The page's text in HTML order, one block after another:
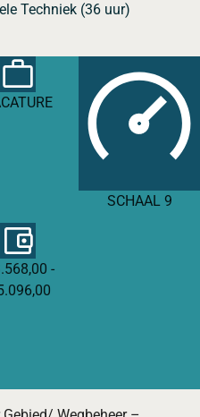
Techniek (36 uur)
SCHAAL 9
-